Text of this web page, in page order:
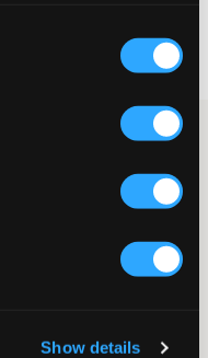
Show details
passform. Gylfen består
er stilig sammen